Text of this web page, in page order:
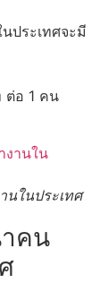
ประเทศจะมี
ต่อ 1 คน
ในประเทศ
คน